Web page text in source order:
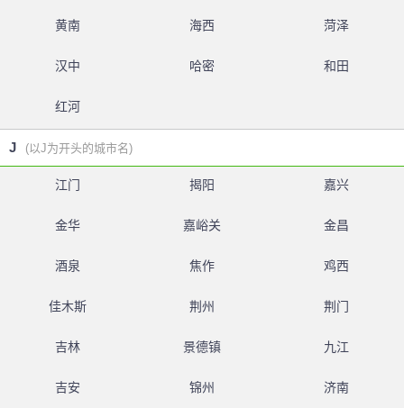
黄南 海西 菏泽
汉中 哈密 和田
红河
J (以J为开头的城市名)
江门 揭阳 嘉兴
金华 嘉峪关 金昌
酒泉 焦作 鸡西
佳木斯 荆州 荆门
吉林 景德镇 九江
吉安 锦州 济南